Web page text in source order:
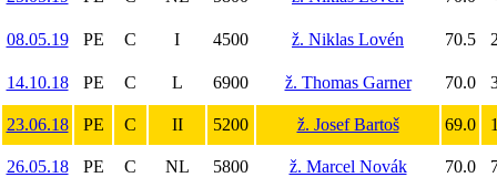
08.05.19 PE C I 4500 ž. Niklas Lovén 70.5
14.10.18 PE C L 6900 ž. Thomas Garner 70.0
23.06.18 PE C II 5200 ž. Josef Bartoš 69.0
26.05.18 PE C NL 5800 ž. Marcel Novák 70.0